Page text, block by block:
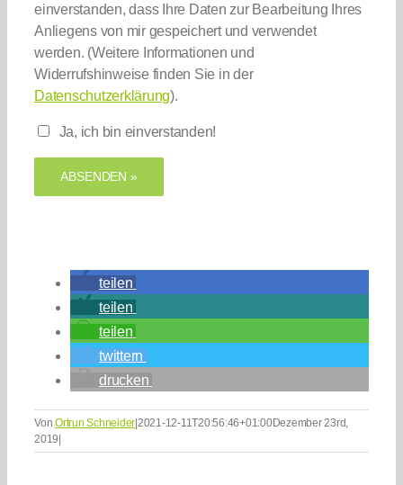
einverstanden, dass Ihre Daten zur Bearbeitung Ihres
Anliegens von mir gespeichert und verwendet
werden. (Weitere Informationen und
Widerrufshinweise finden Sie in der
Datenschutzerklärung).
Ja, ich bin einverstanden!
teilen
teilen
teilen
twittern
drucken
Von Ortrun Schneider 2021-12-11T20:56:46+01:00Dezember 23rd,
2019